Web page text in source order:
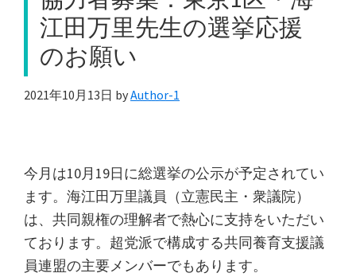
江田万里先生の選挙応援
のお願い
2021年10月13日 byAuthor-1
今月は10月19日に総選挙の公示が予定されてい
ます。海江田万里議員（立憲民主・衆議院）
は、共同親権の理解者で熱心に支持をいただい
ております。超党派で構成する共同養育支援議
員連盟の主要メンバーでもあります。